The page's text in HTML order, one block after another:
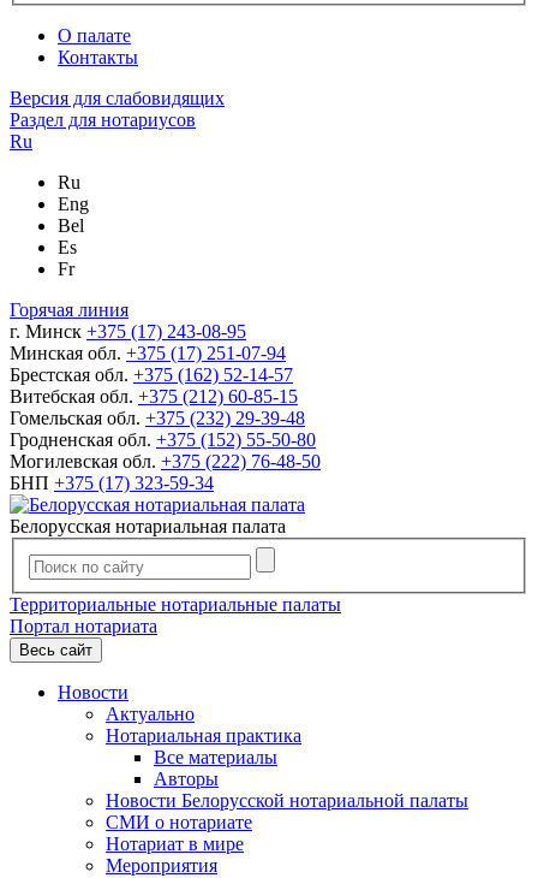
О палате
Контакты
Версия для слабовидящих
Раздел для нотариусов
Ru
Ru
Eng
Bel
Es
Fr
Горячая линия
г. Минск +375 (17) 243-08-95
Минская обл. +375 (17) 251-07-94
Брестская обл. +375 (162) 52-14-57
Витебская обл. +375 (212) 60-85-15
Гомельская обл. +375 (232) 29-39-48
Гродненская обл. +375 (152) 55-50-80
Могилевская обл. +375 (222) 76-48-50
БНП +375 (17) 323-59-34
Белорусская нотариальная палата
Территориальные нотариальные палаты
Портал нотариата
Весь сайт
Новости
Актуально
Нотариальная практика
Все материалы
Авторы
Новости Белорусской нотариальной палаты
СМИ о нотариате
Нотариат в мире
Мероприятия